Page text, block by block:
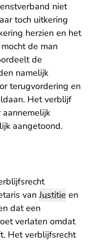
niet
toch uitkering
herzien en het
de man
de
namelijk
terugvordering en
Het verblijf
aangetoond.
vanJustitie en
dat een
verlaten omdat
Het verblijfsrecht